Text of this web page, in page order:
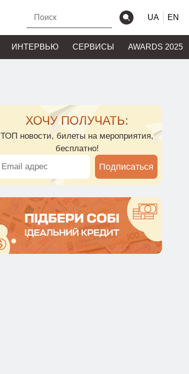
UA EN
ИНТЕРВЬЮ СЕРВИСЫ AWARDS 2025
ХОЧУ ПОЛУЧАТЬ:
ТОП новости, билеты на мероприятия,
бесплатно!
Подписаться